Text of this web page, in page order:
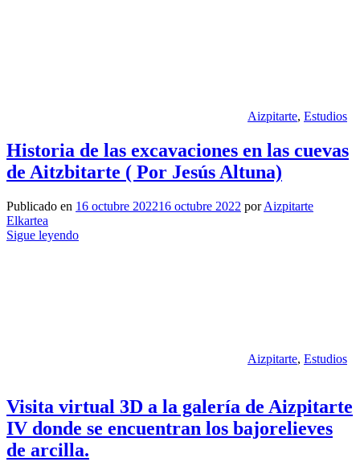
Aizpitarte, Estudios
Historia de las excavaciones en las cuevas
de Aitzbitarte ( Por Jesús Altuna)
Publicado en 16 octubre 202216 octubre 2022 porAizpitarte
Elkartea
Sigue leyendo
Aizpitarte, Estudios
Visita virtual 3D a la galería de Aizpitarte
IV donde se encuentran los bajorelieves
de arcilla.